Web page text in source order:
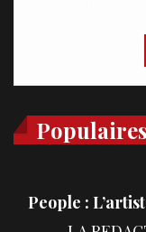
Populaires
People :